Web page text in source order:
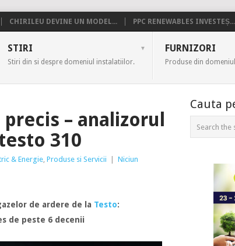
CHIRILEU DEVINE UN MODEL... PPC RENEWABLES INVESTEȘ...
STIRI
Stiri din si despre domeniul instalatiilor.
FURNIZORI
Produse din
– analizorul
310
& Energie, Produse si Servicii
Niciun
de ardere de la Testo:
de peste 6 decenii
Cauta